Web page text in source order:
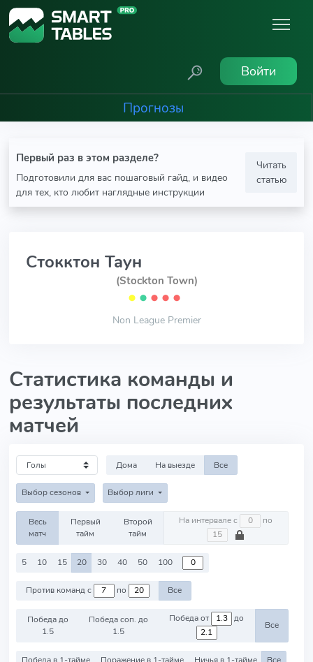
Войти
Прогнозы
Первый раз в этом разделе?
Подготовили для вас пошаговый гайд, и видео
для тех, кто любит наглядные инструкции
Читать
статью
Стокктон Таун
(Stockton Town)
⬤ ⬤ ⬤ ⬤ ⬤
Non League Premier
Статистика команды и
результаты последних
матчей
Дома На выезде Все
Выбор сезонов Выбор лиги
Весь
матч
Первый
тайм
Второй
тайм
На интервале с по
5 10 15 20 30 40 50 100
Против команд с по Все
Победа до
1.5
Победа соп. до
1.5
Победа от до
Все